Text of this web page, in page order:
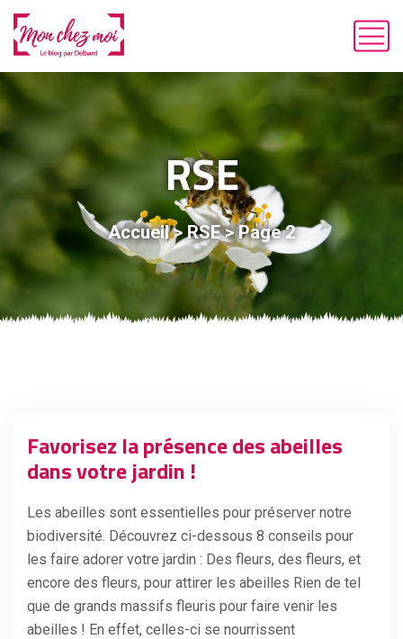
RSE
Accueil>RSE>Page 2
Favorisez la présence des abeilles
dans votre jardin !
Les abeilles sont essentielles pour préserver notre
biodiversité. Découvrez ci-dessous 8 conseils pour
les faire adorer votre jardin : Des fleurs, des fleurs, et
encore des fleurs, pour attirer les abeilles Rien de tel
que de grands massifs fleuris pour faire venir les
abeilles ! En effet, celles-ci se nourrissent